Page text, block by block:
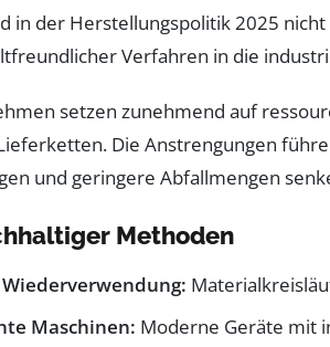
in der Herstellungspolitik 2025
Verfahren in die
setzen zunehmend auf
Die Anstrengungen
und geringere Abfallmengen
Methoden
Maschinen: Moderne Geräte mit